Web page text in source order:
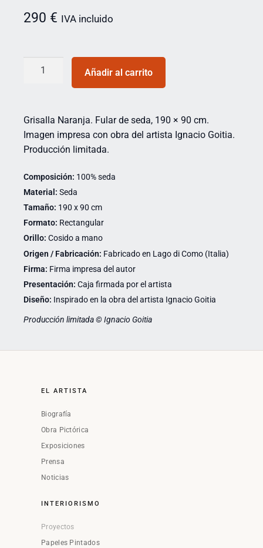
290 € IVA incluido
Añadir al carrito
Grisalla Naranja. Fular de seda, 190 × 90 cm.
Imagen impresa con obra del artista Ignacio Goitia.
Producción limitada.
Composición: 100% seda
Material: Seda
Tamaño: 190 x 90 cm
Formato: Rectangular
Orillo: Cosido a mano
Origen / Fabricación: Fabricado en Lago di Como (Italia)
Firma: Firma impresa del autor
Presentación: Caja firmada por el artista
Diseño: Inspirado en la obra del artista Ignacio Goitia
Producción limitada © Ignacio Goitia
EL ARTISTA
Biografía
Obra Pictórica
Exposiciones
Prensa
Noticias
INTERIORISMO
Proyectos
Papeles Pintados